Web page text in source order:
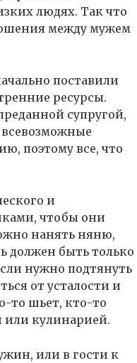
людях. Так что
между мужем
поставили
ресурсы.
супругой,
всевозможные
поэтому все, что
и
чтобы они
нанять няню,
должен быть только
нужно подтянуть
от усталости и
то шьет, кто-то
или кулинарией.
или в гости к